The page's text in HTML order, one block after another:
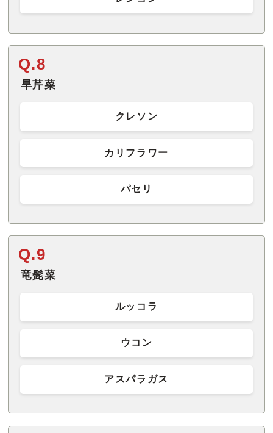
Q.8
旱芹菜
クレソン
カリフラワー
パセリ
Q.9
竜髭菜
ルッコラ
ウコン
アスパラガス